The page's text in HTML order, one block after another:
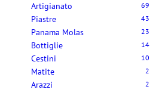
Artigianato 69
Piastre 43
Panama Molas 23
Bottiglie 14
Cestini 10
Matite 2
Arazzi 2